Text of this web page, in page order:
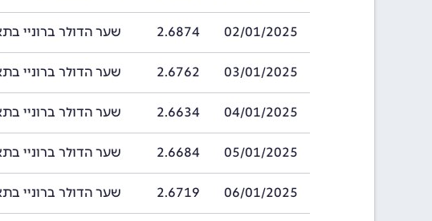
02/01/2025
2.6874 שער הדולר ברוניי בתאריך 02/01/2025
03/01/2025
2.6762 שער הדולר ברוניי בתאריך 03/01/2025
04/01/2025
2.6634 שער הדולר ברוניי בתאריך 04/01/2025
05/01/2025
2.6684 שער הדולר ברוניי בתאריך 05/01/2025
06/01/2025
2.6719 שער הדולר ברוניי בתאריך 06/01/2025